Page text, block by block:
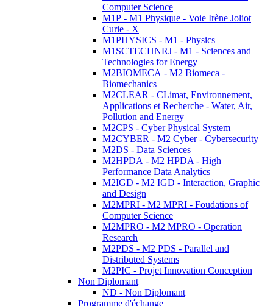
Computer Science
M1P - M1 Physique - Voie Irène Joliot
Curie - X
M1PHYSICS - M1 - Physics
M1SCTECHNRJ - M1 - Sciences and
Technologies for Energy
M2BIOMECA - M2 Biomeca -
Biomechanics
M2CLEAR - CLimat, Environnement,
Applications et Recherche - Water, Air,
Pollution and Energy
M2CPS - Cyber Physical System
M2CYBER - M2 Cyber - Cybersecurity
M2DS - Data Sciences
M2HPDA - M2 HPDA - High
Performance Data Analytics
M2IGD - M2 IGD - Interaction, Graphic
and Design
M2MPRI - M2 MPRI - Foudations of
Computer Science
M2MPRO - M2 MPRO - Operation
Research
M2PDS - M2 PDS - Parallel and
Distributed Systems
M2PIC - Projet Innovation Conception
Non Diplomant
ND - Non Diplomant
Programme d'échange